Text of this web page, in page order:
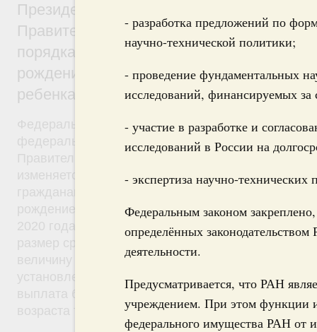
- разработка предложений по
научно-технической политики;
- проведение фундаментальных
исследований, финансируемых за
- участие в разработке и
исследований в России на
- экспертиза научно-технических
Федеральным законом
определённых
деятельности.
Предусматривается, что РАН
учреждением. При этом функции
федерального имущества РАН от
Президент России подписал
Правительством Федеральный закон об
порядка установления ежемесячной
рождением или усыновлением первого
ребенка
Федеральный закон от 2 августа 2019 года
федерального закона был внесён в Госдуму
Правительства от 28 мая 2019 года №1092-р.
изменяется критерий нуждаемости, в
рождением (усыновлением) первого или
2020 года право на получение такой выплаты
размер среднедушевого дохода не будет
величину прожиточного минимума
установленную в субъекте Федерации. Кроме
выплата будет производиться гражданам до
возраста трех лет.